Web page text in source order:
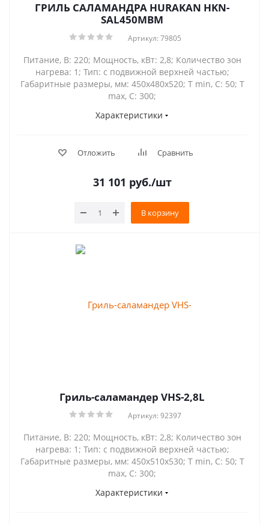
ГРИЛЬ САЛАМАНДРА HURAKAN HKN-
SAL450MBM
Артикул: 79805
Питание, В: 220; Мощность, кВт: 2,8; Количество зон
нагрева: 1; Тип: с подвижной верхней частью;
Габаритные размеры, мм: 450x480х520; Т min, С: 50; Т
max, С: 300;
Характеристики
Отложить Сравнить
31 101 руб./шт
В корзину
Гриль-саламандер VHS-2,8L
Артикул: 92397
Питание, В: 220; Мощность, кВт: 2,8; Количество зон
нагрева: 1; Тип: с подвижной верхней частью;
Габаритные размеры, мм: 450x510x530; Т min, С: 50; Т
max, С: 300;
Характеристики